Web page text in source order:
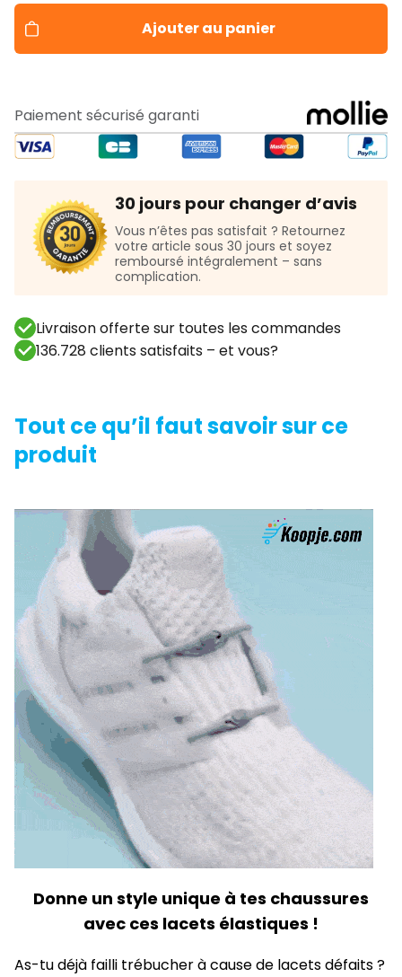
Ajouter au panier
Paiement sécurisé garanti
30 jours pour changer d’avis
Vous n’êtes pas satisfait ? Retournez
votre article sous 30 jours et soyez
remboursé intégralement – sans
complication.
Livraison offerte sur toutes les commandes
136.728 clients satisfaits – et vous?
Tout ce qu’il faut savoir sur ce
produit
Donne un style unique à tes chaussures
avec ces lacets élastiques !
As-tu déjà failli trébucher à cause de lacets défaits ?